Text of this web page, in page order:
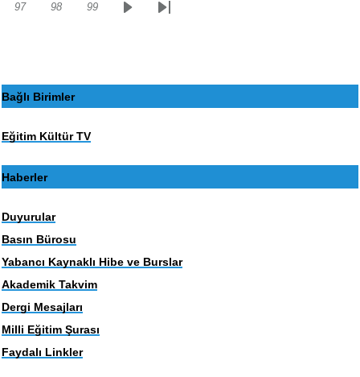
Sayfa
97 Sayfa
98 Sayfa
99
SonrakiSon
Bağlı Birimler
Eğitim Kültür TV
Haberler
Duyurular
Basın Bürosu
Yabancı Kaynaklı Hibe ve Burslar
Akademik Takvim
Dergi Mesajları
Milli Eğitim Şurası
Faydalı Linkler